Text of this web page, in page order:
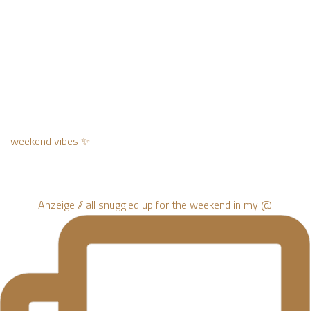
weekend vibes ✨
Anzeige // all snuggled up for the weekend in my @